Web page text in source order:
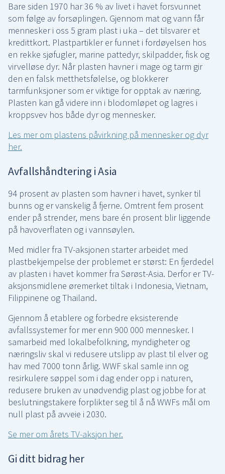
Bare siden 1970 har 36 % av livet i havet forsvunnet
som følge av forsøplingen. Gjennom mat og vann får
mennesker i oss 5 gram plast i uka – det tilsvarer et
kredittkort. Plastpartikler er funnet i fordøyelsen hos
en rekke sjøfugler, marine pattedyr, skilpadder, fisk og
virvelløse dyr. Når plasten havner i mage og tarm gir
den en falsk metthetsfølelse, og blokkerer
tarmfunksjoner som er viktige for opptak av næring.
Plasten kan gå videre inn i blodomløpet og lagres i
kroppsvev hos både dyr og mennesker.
Les mer om plastens påvirkning på mennesker og dyr
her.
Avfallshåndtering i Asia
94 prosent av plasten som havner i havet, synker til
bunns og er vanskelig å fjerne. Omtrent fem prosent
ender på strender, mens bare én prosent blir liggende
på havoverflaten og i vannsøylen.
Med midler fra TV-aksjonen starter arbeidet med
plastbekjempelse der problemet er størst: En fjerdedel
av plasten i havet kommer fra Sørøst-Asia. Derfor er TV-
aksjonsmidlene øremerket tiltak i Indonesia, Vietnam,
Filippinene og Thailand.
Gjennom å etablere og forbedre eksisterende
avfallssystemer for mer enn 900 000 mennesker. I
samarbeid med lokalbefolkning, myndigheter og
næringsliv skal vi redusere utslipp av plast til elver og
hav med 7000 tonn årlig. WWF skal samle inn og
resirkulere søppel som i dag ender opp i naturen,
redusere bruken av unødvendig plast og jobbe for at
beslutningstakere forplikter seg til å nå WWFs mål om
null plast på avveie i 2030.
Se mer om årets TV-aksjon her.
Gi ditt bidrag her